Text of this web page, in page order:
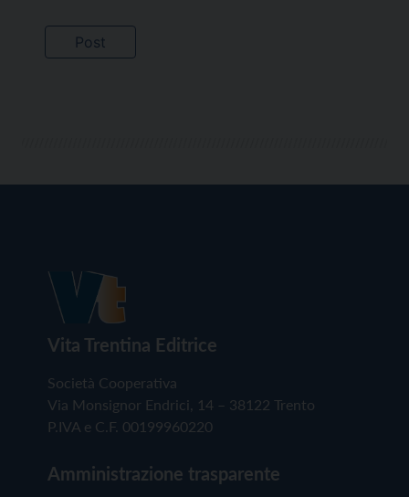
Vita Trentina Editrice
Società Cooperativa
Via Monsignor Endrici, 14 – 38122 Trento
P.IVA e C.F. 00199960220
Amministrazione trasparente